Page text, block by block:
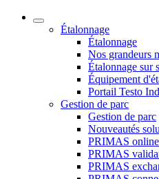
Étalonnage
Étalonnage
Nos grandeurs
Étalonnage sur
Équipement
Portail Testo
Gestion de parc
Gestion de parc
Nouveautés
PRIMAS online
PRIMAS
PRIMAS